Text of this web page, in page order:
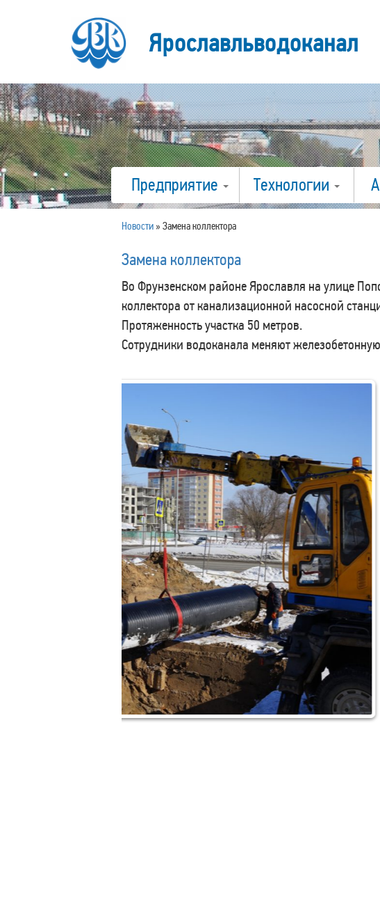
Ярославльводоканал
Предприятие Технологии
Новости » Замена коллектора
Замена коллектора
Во Фрунзенском районе Ярославля на улице
коллектора от канализационной насосной
Протяженность участка 50 метров.
Сотрудники водоканала меняют